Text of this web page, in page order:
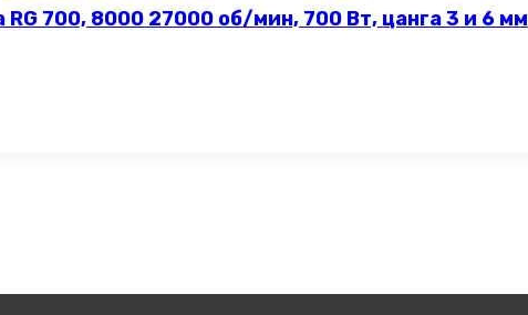
700, 8000 27000 об/мин, 700 Вт, цанга 3 и 6 мм